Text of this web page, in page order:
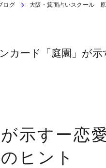
ログ 大阪・箕面占いスクール
ード「庭園」が示
示すー恋
ヒント